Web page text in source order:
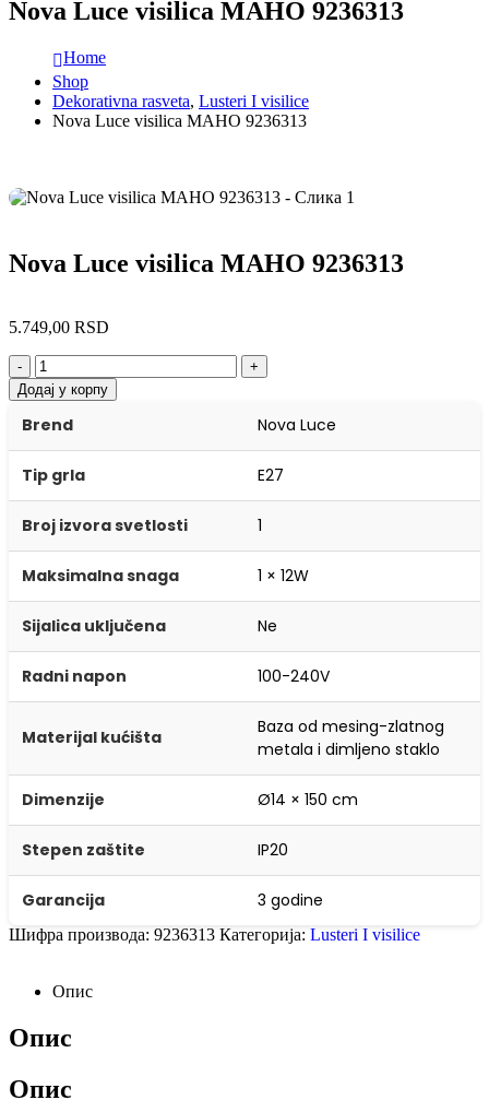
Nova Luce visilica MAHO 9236313
Home
Shop
Dekorativna rasveta, Lusteri I visilice
Nova Luce visilica MAHO 9236313
Nova Luce visilica MAHO 9236313
5.749,00 RSD
-
+
Додај у корпу
Brend Nova Luce
Tip grla E27
Broj izvora svetlosti 1
Maksimalna snaga 1 × 12W
Sijalica uključena Ne
Radni napon 100-240V
Materijal kućišta
Baza od mesing-zlatnog
metala i dimljeno staklo
Dimenzije Ø14 × 150 cm
Stepen zaštite IP20
Garancija 3 godine
Шифра производа: 9236313 Категорија: Lusteri I visilice
Опис
Опис
Опис